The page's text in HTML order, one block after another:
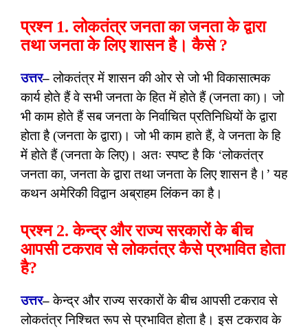
प्रश्न 1. लोकतंत्र जनता का जनता के द्वारा
तथा जनता के लिए शासन है। कैसे ?
उत्तर–लोकतंत्र में शासन की ओर से जो भी विकासात्मक
कार्य होते हैं वे सभी जनता के हित में होते हैं (जनता का)। जो
भी काम होते हैं सब जनता के निर्वाचित प्रतिनिधियों के द्वारा
होता है (जनता के द्वारा)। जो भी काम हाते हैं, वे जनता के हि
में होते हैं (जनता के लिए)। अतः स्पष्ट है कि ‘लोकतंत्र
जनता का, जनता के द्वारा तथा जनता के लिए शासन है।’ यह
कथन अमेरिकी विद्वान अब्राहम लिंकन का है।
प्रश्न 2. केन्द्र और राज्य सरकारों के बीच
आपसी टकराव से लोकतंत्र कैसे प्रभावित होता
है?
उत्तर–केन्द्र और राज्य सरकारों के बीच आपसी टकराव से
लोकतंत्र निश्चित रूप से प्रभावित होता है। इस टकराव के